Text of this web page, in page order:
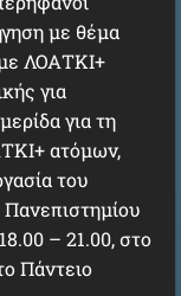
με θέμα
ΛΟΑΤΚΙ+
για
για τη
ατόμων,
του
– 21.00, στο
Πάντειο